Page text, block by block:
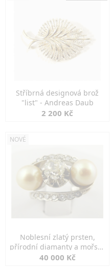
Stříbrná designová brož
"list" - Andreas Daub
2 200 Kč
NOVÉ
Noblesní zlatý prsten,
přírodní diamanty a mořské
perly
40 000 Kč